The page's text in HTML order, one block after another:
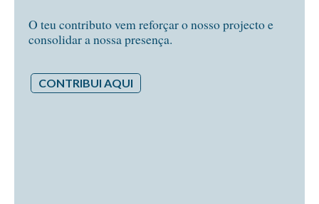
O teu contributo vem reforçar o nosso projecto e
consolidar a nossa presença.
CONTRIBUI AQUI